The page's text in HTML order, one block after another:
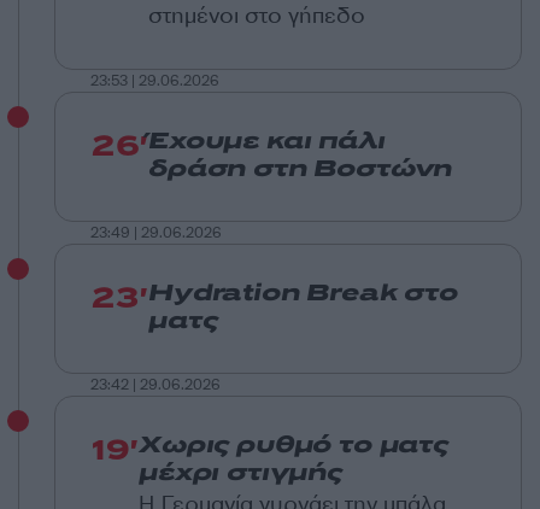
στημένοι στο γήπεδο
23:53 | 29.06.2026
26'Έχουμε και πάλι
δράση στη Βοστώνη
23:49 | 29.06.2026
23'Hydration Break στο
ματς
23:42 | 29.06.2026
19'Χωρις ρυθμό το ματς
μέχρι στιγμής